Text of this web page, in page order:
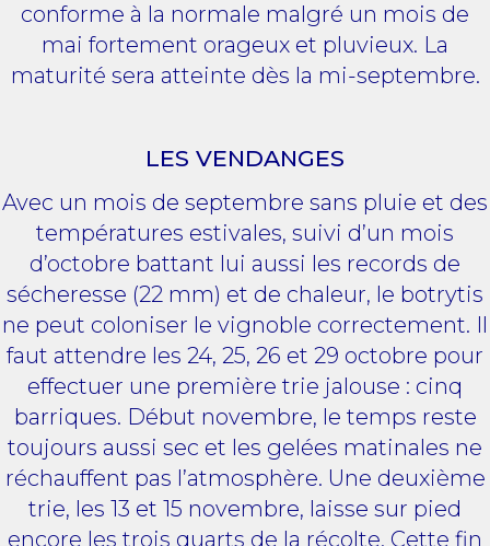
conforme à la normale malgré un mois de
mai fortement orageux et pluvieux. La
maturité sera atteinte dès la mi-septembre.
LES VENDANGES
Avec un mois de septembre sans pluie et des
températures estivales, suivi d’un mois
d’octobre battant lui aussi les records de
sécheresse (22 mm) et de chaleur, le botrytis
ne peut coloniser le vignoble correctement. Il
faut attendre les 24, 25, 26 et 29 octobre pour
effectuer une première trie jalouse : cinq
barriques. Début novembre, le temps reste
toujours aussi sec et les gelées matinales ne
réchauffent pas l’atmosphère. Une deuxième
trie, les 13 et 15 novembre, laisse sur pied
encore les trois quarts de la récolte. Cette fin